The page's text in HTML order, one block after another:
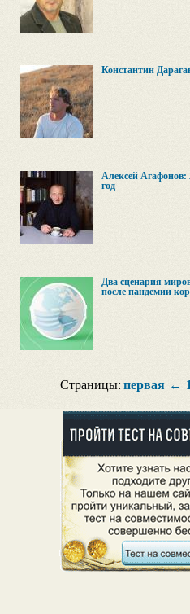
Константин
Алексей Агафонов:
год
Два сценария
после пандемии
Страницы: первая ← 1